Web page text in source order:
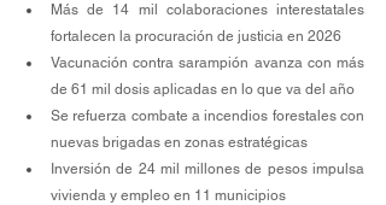
Más de 14 mil colaboraciones interestatales
fortalecen la procuración de justicia en 2026
Vacunación contra sarampión avanza con más
de 61 mil dosis aplicadas en lo que va del año
Se refuerza combate a incendios forestales con
nuevas brigadas en zonas estratégicas
Inversión de 24 mil millones de pesos impulsa
vivienda y empleo en 11 municipios